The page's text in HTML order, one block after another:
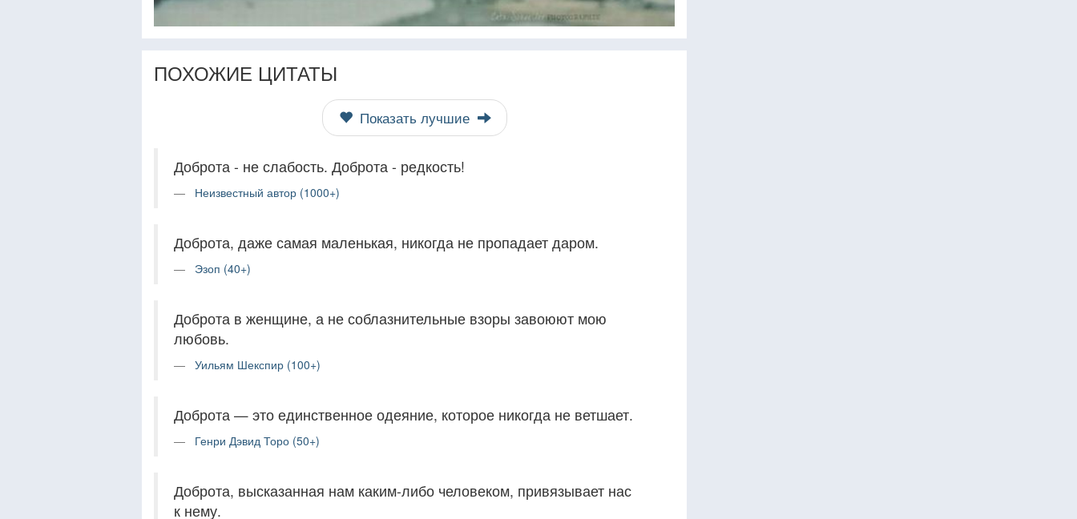
ПОХОЖИЕ ЦИТАТЫ
Показать лучшие
Доброта - не слабость. Доброта - редкость!
Неизвестный автор (1000+)
Доброта, даже самая маленькая, никогда не пропадает даром.
Эзоп (40+)
Доброта в женщине, а не соблазнительные взоры завоюют мою
любовь.
Уильям Шекспир (100+)
Доброта — это единственное одеяние, которое никогда не ветшает.
Генри Дэвид Торо (50+)
Доброта, высказанная нам каким-либо человеком, привязывает нас
к нему.